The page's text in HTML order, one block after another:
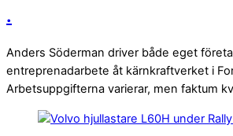
.
Anders Söderman driver både eget
entreprenadarbete åt kärnkraftverket i
Arbetsuppgifterna varierar, men faktum